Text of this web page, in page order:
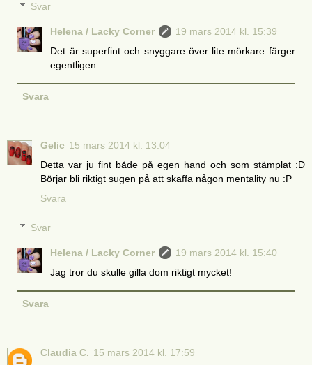
Svar
Helena / Lacky Corner
19 mars 2014 kl. 15:39
Det är superfint och snyggare över lite mörkare färger
egentligen.
Svara
Gelic 15 mars 2014 kl. 13:04
Detta var ju fint både på egen hand och som stämplat :D
Börjar bli riktigt sugen på att skaffa någon mentality nu :P
Svara
Svar
Helena / Lacky Corner
19 mars 2014 kl. 15:40
Jag tror du skulle gilla dom riktigt mycket!
Svara
Claudia C. 15 mars 2014 kl. 17:59